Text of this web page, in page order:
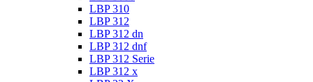
LBP 310
LBP 312
LBP 312 dn
LBP 312 dnf
LBP 312 Serie
LBP 312 x